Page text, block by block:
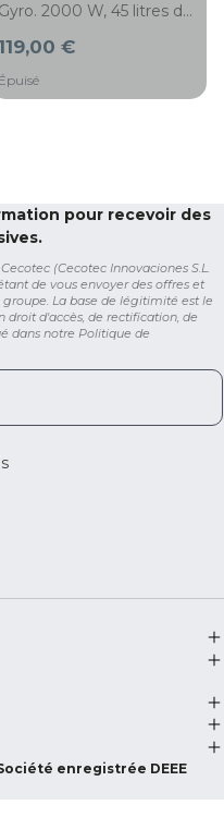
Gyro. 2000 W, 45 litres de
combinables, rôtissoire
giratoire et acier laqué
€
Épuisé
pour recevoir des
(Cecotec Innovaciones S.L.
de vous envoyer des offres et
La base de légitimité est le
droit d'accès, de rectification, de
dans notre Politique de
enregistrée DEEE